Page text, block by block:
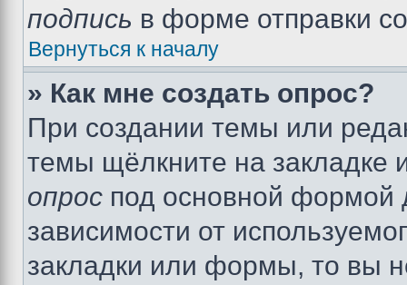
подпись в форме отправки
Вернуться к началу
» Как мне создать опрос?
При создании темы или
темы щёлкните на
опрос под основной формой
зависимости от
закладки или формы, то вы